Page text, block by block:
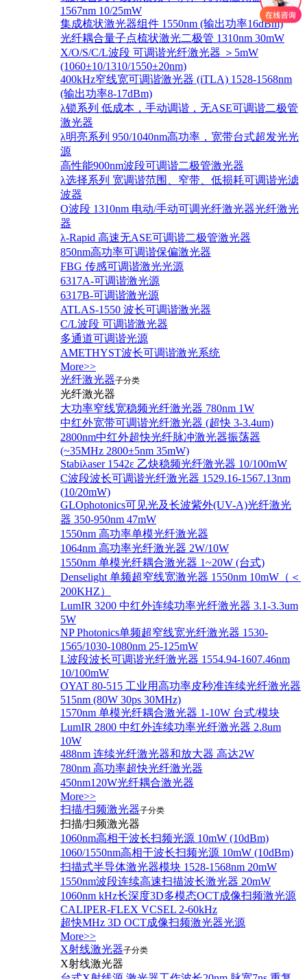
1567nm 10/25mW
集成梳状激光器组件 1550nm (输出功率16dBm)
光纤耦合量子点梳状激光二极管 1310nm 30mW
X/O/S/C/L波段 可调谐光纤激光器 ＞5mW
(1060±10/1310/1550±20nm)
400kHz窄线宽可调谐激光器 (iTLA) 1528-1568nm
(输出功率8-17dBm)
λ锁系列 低成本，手动调谐，无ASE可调谐二极管
激光器
λ明亮系列 950/1040nm高功率，宽带台式超发光光
源
高性能900nm波段可调谐二极管激光器
λ选择系列 宽调谐范围、窄带、低损耗可调谐光滤
波器
O波段 1310nm 电动/手动可调光纤激光器光纤激光
器
λ-Rapid 高速无ASE可调谐二极管激光器
850nm高功率可调谐保偏激光器
FBG 传感可调谐激光光源
6317A-可调谐激光源
6317B-可调谐激光源
ATLAS-1550 波长可调谐激光器
C/L波段 可调谐激光器
多通道可调谐光源
AMETHYST波长可调谐激光系统
More>>
光纤激光器子分类
光纤激光器
大功率窄线宽稳频光纤激光器 780nm 1W
中红外宽带可调谐光纤激光器 (超快 3-3.4um)
2800nm中红外超快光纤脉冲激光器振荡器
(~35MHz 2800±5nm 35mW)
Stabiλaser 1542ε 乙炔稳频光纤激光器 10/100mW
C波段波长可调谐光纤激光器 1529.16-1567.13nm
(10/20mW)
GLOphotonics可见光及长波紫外(UV-A)光纤激光
器 350-950nm 47mW
1550nm 高功率单模光纤激光器
1064nm 高功率光纤激光器 2W/10W
1550nm 单模光纤耦合激光器 1~20W (台式)
Denselight 单频超窄线宽激光器 1550nm 10mW（＜
200KHZ）
LumIR 3200 中红外连续功率光纤激光器 3.1-3.3um
5W
NP Photonics单频超窄线宽光纤激光器 1530-
1565/1030-1080nm 25-125mW
L波段波长可调谐光纤激光器 1554.94-1607.46nm
10/100mW
OYAT 80-515 工业用高功率皮秒准连续光纤激光器
515nm (80W 30ps 30MHz)
1570nm 单模光纤耦合激光器 1-10W 台式/模块
LumIR 2800 中红外连续功率光纤激光器 2.8um
10W
488nm 连续光纤激光器和放大器 高达2W
780nm 高功率超快光纤激光器
450nm120W光纤耦合激光器
More>>
扫描/扫频激光器子分类
扫描/扫频激光器
1060nm高相干波长扫频光源 10mW (10dBm)
1060/1550nm高相干波长扫频光源 10mW (10dBm)
扫描式半导体激光器模块 1528-1568nm 20mW
1550nm波段连续高速扫描波长激光器 20mW
1060nm kHz长深度3D多模态OCT成像扫频激光源
CALIPER-FLEX VCSEL 2-60kHz
超快MHz 3D OCT成像扫频激光器光源
More>>
X射线激光器子分类
X射线激光器